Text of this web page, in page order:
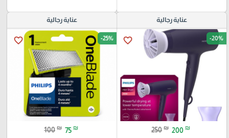
عناية رجالية
favorite_border -20%
250 ₪ 200 ₪
عناية رجالية
favorite_border -25%
100 ₪ 75 ₪